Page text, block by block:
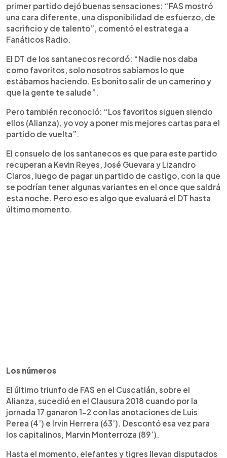
primer partido dejó buenas sensaciones: “FAS mostró
una cara diferente, una disponibilidad de esfuerzo, de
sacrificio y de talento”, comentó el estratega a
Fanáticos Radio.
El DT de los santanecos recordó: “Nadie nos daba
como favoritos, solo nosotros sabíamos lo que
estábamos haciendo. Es bonito salir de un camerino y
que la gente te salude”.
Pero también reconoció: “Los favoritos siguen siendo
ellos (Alianza), yo voy a poner mis mejores cartas para el
partido de vuelta”.
El consuelo de los santanecos es que para este partido
recuperan a Kevin Reyes, José Guevara y Lizandro
Claros, luego de pagar un partido de castigo, con la que
se podrían tener algunas variantes en el once que saldrá
esta noche. Pero eso es algo que evaluará el DT hasta
último momento.
Los números
El último triunfo de FAS en el Cuscatlán, sobre el
Alianza, sucedió en el Clausura 2018 cuando por la
jornada 17 ganaron 1-2 con las anotaciones de Luis
Perea (4’) e Irvin Herrera (63’). Descontó esa vez para
los capitalinos, Marvin Monterroza (89’).
Hasta el momento, elefantes y tigres llevan disputados